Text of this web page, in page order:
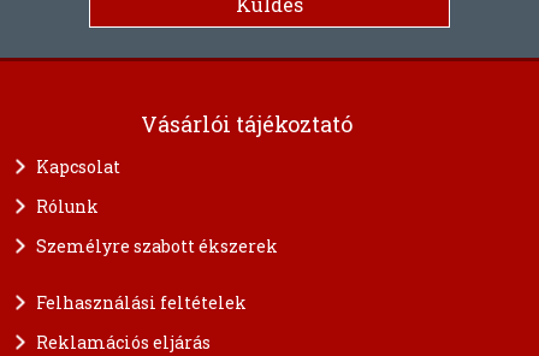
Vásárlói tájékoztató
Kapcsolat
Rólunk
Személyre szabott ékszerek
Felhasználási feltételek
Reklamációs eljárás